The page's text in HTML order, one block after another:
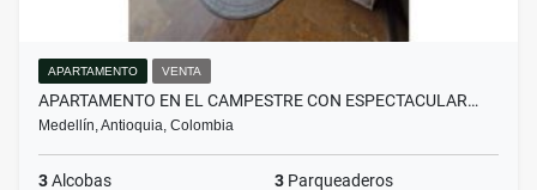
APARTAMENTO VENTA
APARTAMENTO EN EL CAMPESTRE CON ESPECTACULAR…
Medellín, Antioquia, Colombia
3Alcobas 3 Parqueaderos